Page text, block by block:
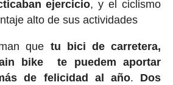
ejercicio, y el ciclismo
alto de sus actividades
que tu bici de carretera,
bike te puedem aportar
de felicidad al año. Dos